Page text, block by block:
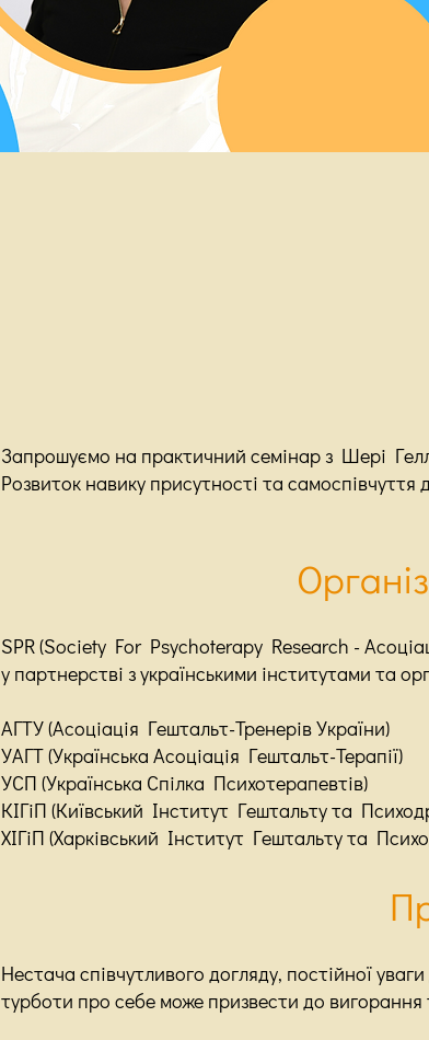
Запрошуємо на практичний семінар з Шері
Розвиток навику присутності та
SPR (Society For Psychoterapy Research -
у партнерстві з українськими інститутами та
АГТУ (Асоціація Гештальт-Тренерів України)
УАГТ (Українська Асоціація Гештальт-Терапії)
УСП (Українська Спілка Психотерапевтів)
КІГіП (Київський Інститут Гештальту та
ХІГіП (Харківський Інститут Гештальту та
Нестача співчутливого догляду, постійної
турботи про себе може призвести до вигорання